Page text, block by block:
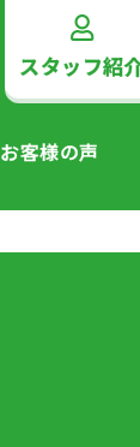
スタッフ紹
お客様の声